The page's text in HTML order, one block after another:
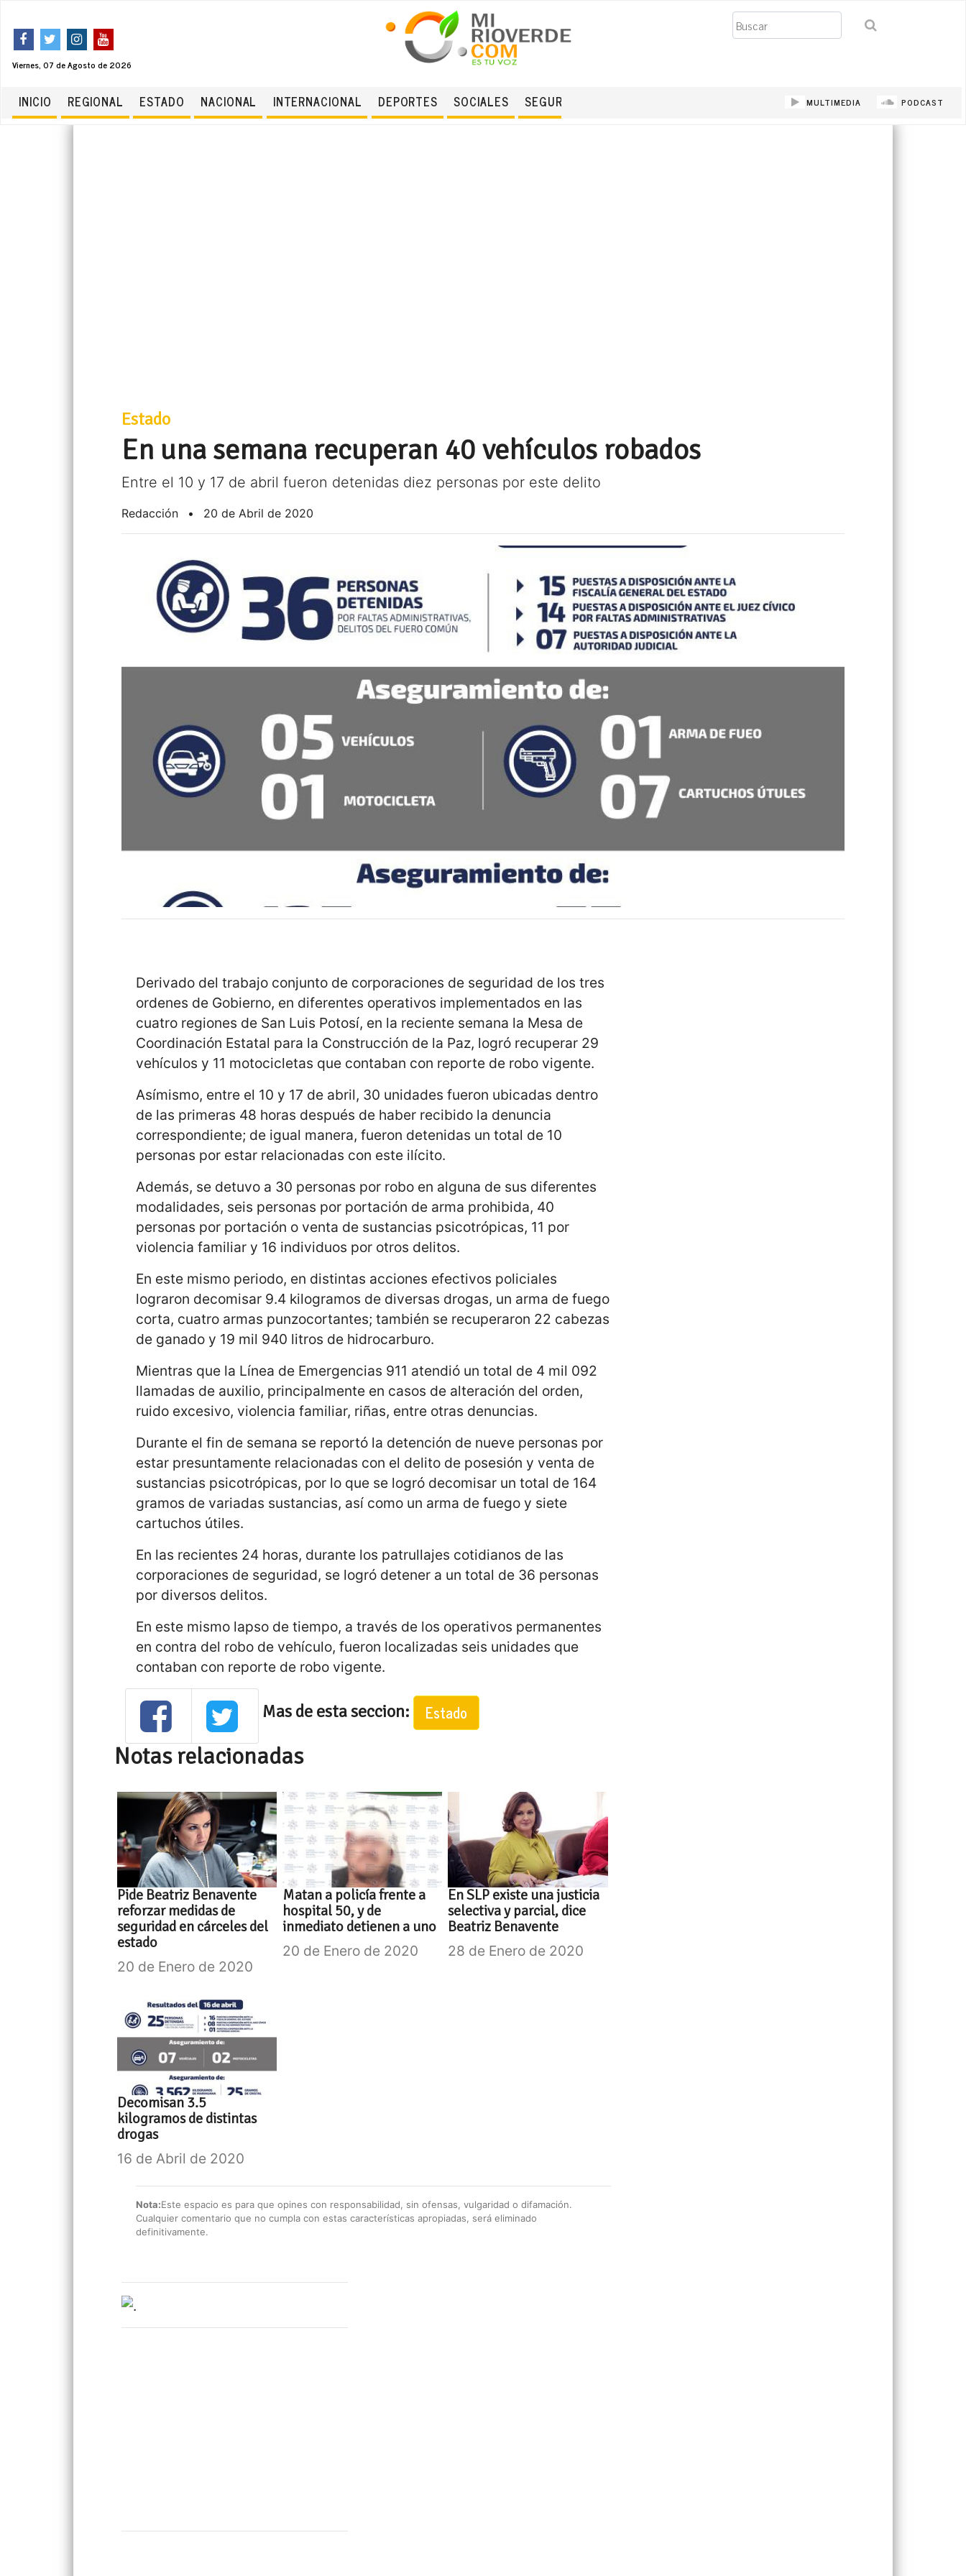
Viernes, 07 de Agosto de 2026
Buscar
INICIO REGIONAL ESTADO NACIONAL INTERNACIONAL DEPORTES SOCIALES SEGURIDAD MULTIMEDIA PODCAST
Estado
En una semana recuperan 40 vehículos robados
Entre el 10 y 17 de abril fueron detenidas diez personas por este delito
Redacción • 20 de Abril de 2020
Derivado del trabajo conjunto de corporaciones de seguridad de los tres
ordenes de Gobierno, en diferentes operativos implementados en las
cuatro regiones de San Luis Potosí, en la reciente semana la Mesa de
Coordinación Estatal para la Construcción de la Paz, logró recuperar 29
vehículos y 11 motocicletas que contaban con reporte de robo vigente.
Asímismo, entre el 10 y 17 de abril, 30 unidades fueron ubicadas dentro
de las primeras 48 horas después de haber recibido la denuncia
correspondiente; de igual manera, fueron detenidas un total de 10
personas por estar relacionadas con este ilícito.
Además, se detuvo a 30 personas por robo en alguna de sus diferentes
modalidades, seis personas por portación de arma prohibida, 40
personas por portación o venta de sustancias psicotrópicas, 11 por
violencia familiar y 16 individuos por otros delitos.
En este mismo periodo, en distintas acciones efectivos policiales
lograron decomisar 9.4 kilogramos de diversas drogas, un arma de fuego
corta, cuatro armas punzocortantes; también se recuperaron 22 cabezas
de ganado y 19 mil 940 litros de hidrocarburo.
Mientras que la Línea de Emergencias 911 atendió un total de 4 mil 092
llamadas de auxilio, principalmente en casos de alteración del orden,
ruido excesivo, violencia familiar, riñas, entre otras denuncias.
Durante el fin de semana se reportó la detención de nueve personas por
estar presuntamente relacionadas con el delito de posesión y venta de
sustancias psicotrópicas, por lo que se logró decomisar un total de 164
gramos de variadas sustancias, así como un arma de fuego y siete
cartuchos útiles.
En las recientes 24 horas, durante los patrullajes cotidianos de las
corporaciones de seguridad, se logró detener a un total de 36 personas
por diversos delitos.
En este mismo lapso de tiempo, a través de los operativos permanentes
en contra del robo de vehículo, fueron localizadas seis unidades que
contaban con reporte de robo vigente.
Mas de esta seccion: Estado
Notas relacionadas
Pide Beatriz Benavente
reforzar medidas de
seguridad en cárceles del
estado
20 de Enero de 2020
Matan a policía frente a
hospital 50, y de
inmediato detienen a uno
20 de Enero de 2020
En SLP existe una justicia
selectiva y parcial, dice
Beatriz Benavente
28 de Enero de 2020
Decomisan 3.5
kilogramos de distintas
drogas
16 de Abril de 2020
Nota:Este espacio es para que opines con responsabilidad, sin ofensas, vulgaridad o difamación.
Cualquier comentario que no cumpla con estas características apropiadas, será eliminado
definitivamente.